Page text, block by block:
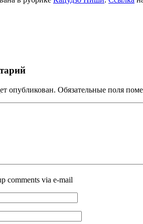
опубликован. Обязательные поля
comments via e-mail